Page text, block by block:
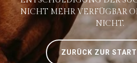
NICHT MEHR VERFÜGBAR
NICHT.
ZURÜCK ZUR